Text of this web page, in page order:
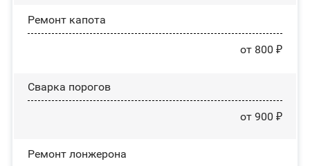
Ремонт капота
от 800 ₽
Сварка порогов
от 900 ₽
Ремонт лонжерона